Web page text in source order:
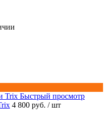
Быстрый просмотр
4 800 руб. / шт